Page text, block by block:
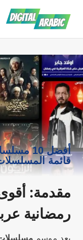
قائمة المسلسلات
رمضانية عربية